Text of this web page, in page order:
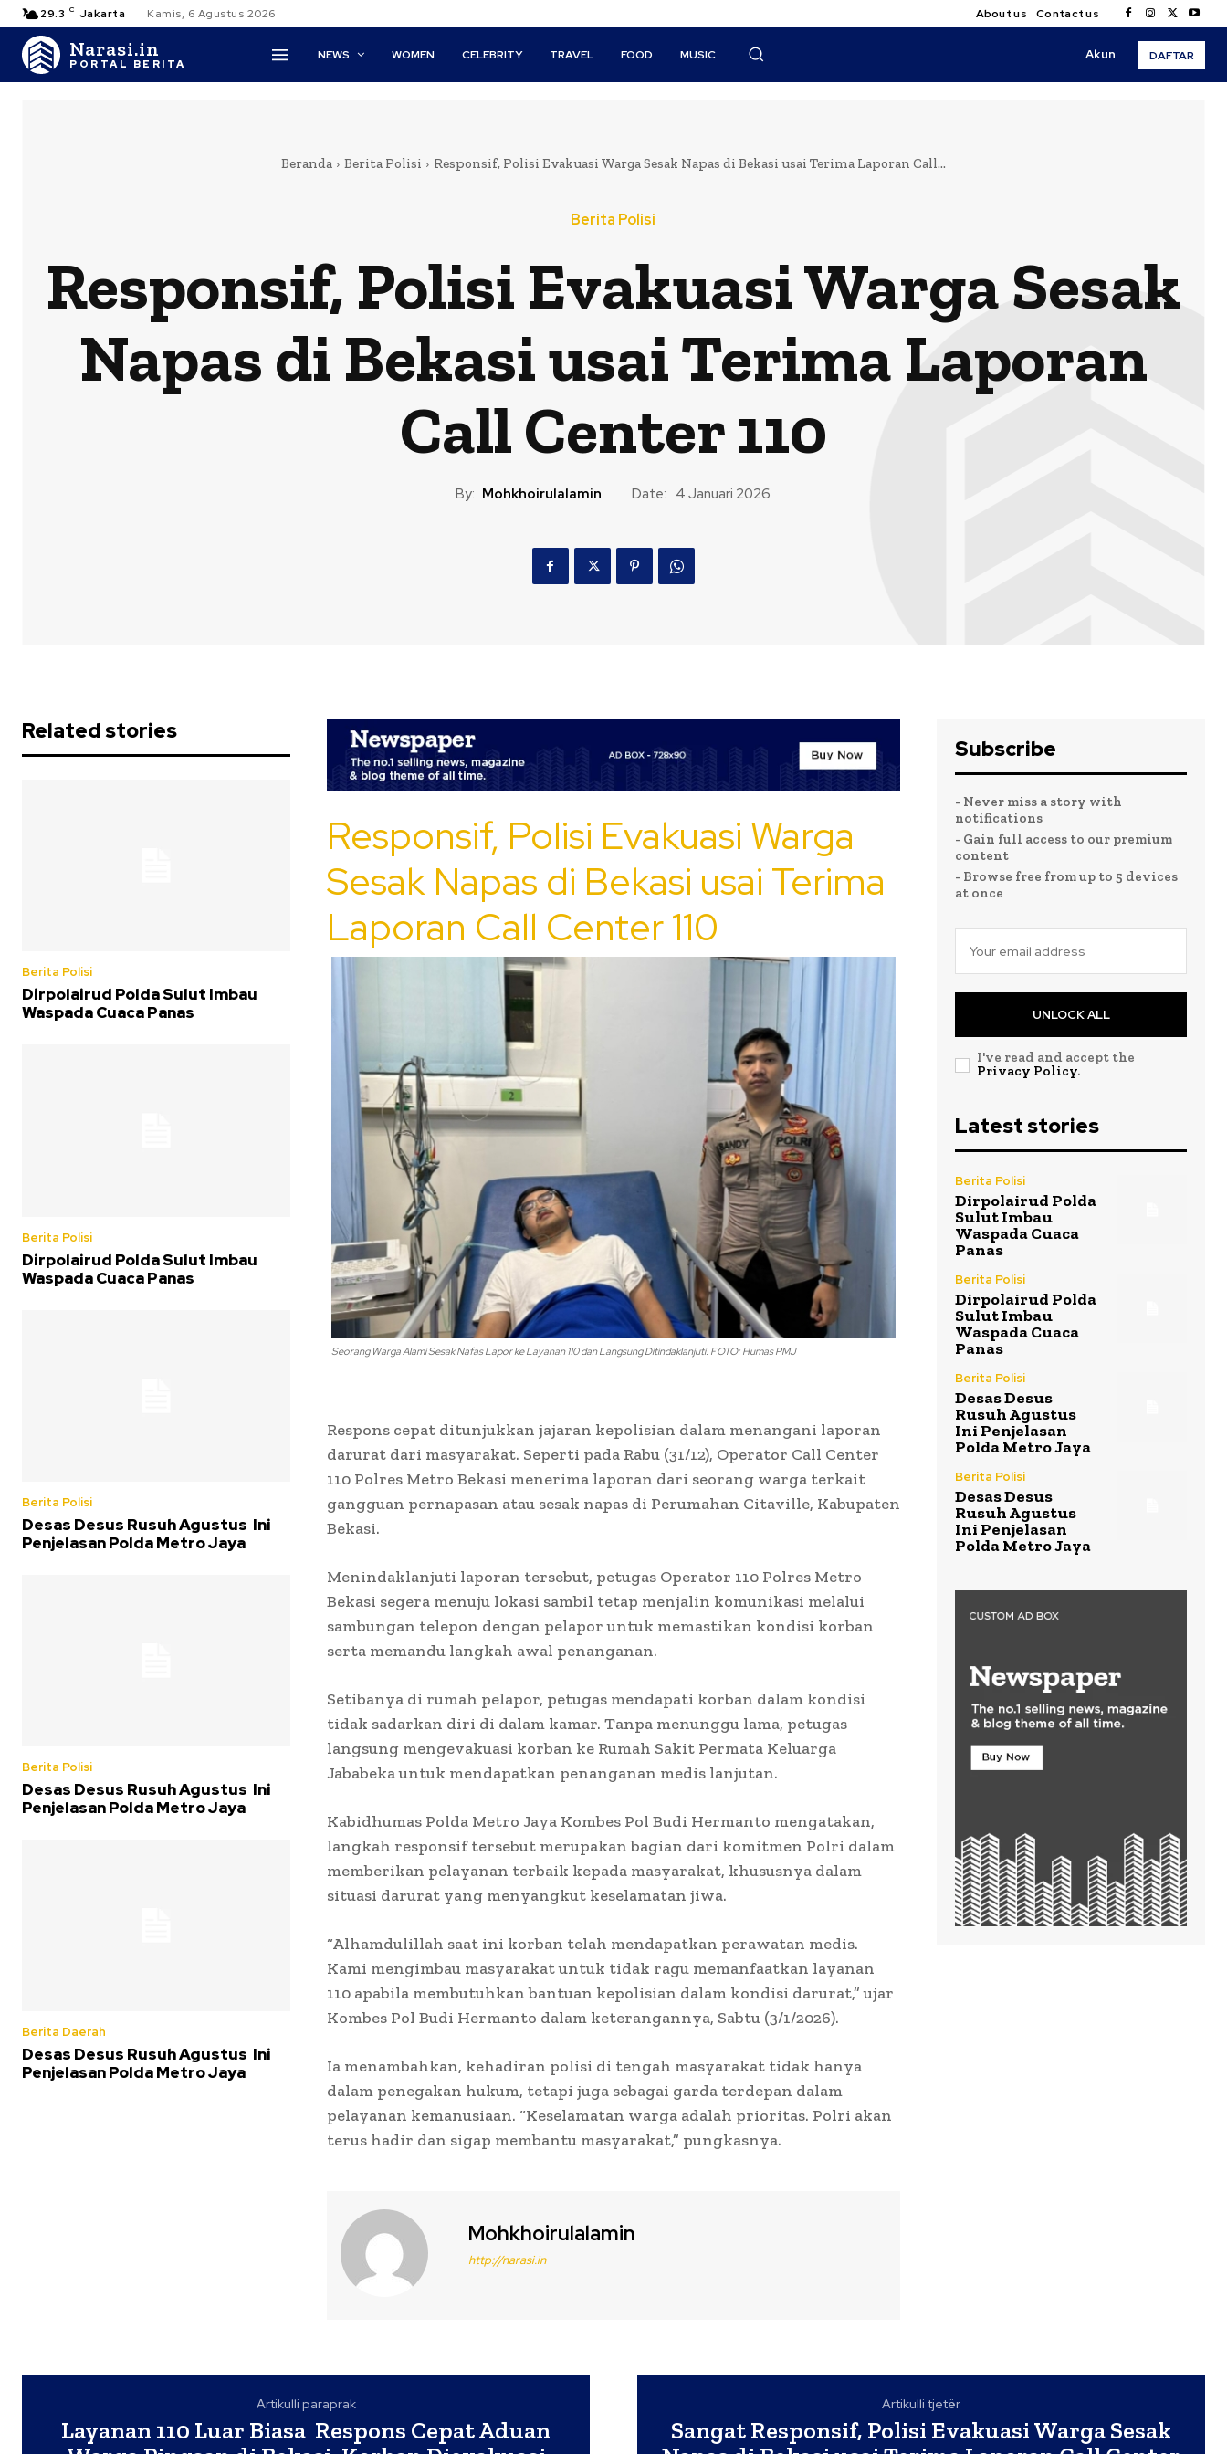
29.3 C Jakarta Kamis, 6 Agustus 2026 About us Contact us
Narasi.in
PORTAL BERITA
NEWS WOMEN CELEBRITY TRAVEL FOOD MUSIC Akun DAFTAR
Beranda Berita Polisi Responsif, Polisi Evakuasi Warga Sesak Napas di Bekasi usai Terima Laporan Call...
Berita Polisi
Responsif, Polisi Evakuasi Warga Sesak
Napas di Bekasi usai Terima Laporan
Call Center 110
By: Mohkhoirulalamin Date: 4 Januari 2026
Related stories
Berita Polisi
Dirpolairud Polda Sulut Imbau
Waspada Cuaca Panas
Berita Polisi
Dirpolairud Polda Sulut Imbau
Waspada Cuaca Panas
Berita Polisi
Desas Desus Rusuh Agustus Ini
Penjelasan Polda Metro Jaya
Berita Polisi
Desas Desus Rusuh Agustus Ini
Penjelasan Polda Metro Jaya
Berita Daerah
Desas Desus Rusuh Agustus Ini
Penjelasan Polda Metro Jaya
Responsif, Polisi Evakuasi Warga
Sesak Napas di Bekasi usai Terima
Laporan Call Center 110
Seorang Warga Alami Sesak Nafas Lapor ke Layanan 110 dan Langsung Ditindaklanjuti. FOTO: Humas PMJ
Respons cepat ditunjukkan jajaran kepolisian dalam menangani laporan
darurat dari masyarakat. Seperti pada Rabu (31/12), Operator Call Center
110 Polres Metro Bekasi menerima laporan dari seorang warga terkait
gangguan pernapasan atau sesak napas di Perumahan Citaville, Kabupaten
Bekasi.
Menindaklanjuti laporan tersebut, petugas Operator 110 Polres Metro
Bekasi segera menuju lokasi sambil tetap menjalin komunikasi melalui
sambungan telepon dengan pelapor untuk memastikan kondisi korban
serta memandu langkah awal penanganan.
Setibanya di rumah pelapor, petugas mendapati korban dalam kondisi
tidak sadarkan diri di dalam kamar. Tanpa menunggu lama, petugas
langsung mengevakuasi korban ke Rumah Sakit Permata Keluarga
Jababeka untuk mendapatkan penanganan medis lanjutan.
Kabidhumas Polda Metro Jaya Kombes Pol Budi Hermanto mengatakan,
langkah responsif tersebut merupakan bagian dari komitmen Polri dalam
memberikan pelayanan terbaik kepada masyarakat, khususnya dalam
situasi darurat yang menyangkut keselamatan jiwa.
“Alhamdulillah saat ini korban telah mendapatkan perawatan medis.
Kami mengimbau masyarakat untuk tidak ragu memanfaatkan layanan
110 apabila membutuhkan bantuan kepolisian dalam kondisi darurat,” ujar
Kombes Pol Budi Hermanto dalam keterangannya, Sabtu (3/1/2026).
Ia menambahkan, kehadiran polisi di tengah masyarakat tidak hanya
dalam penegakan hukum, tetapi juga sebagai garda terdepan dalam
pelayanan kemanusiaan. “Keselamatan warga adalah prioritas. Polri akan
terus hadir dan sigap membantu masyarakat,” pungkasnya.
Mohkhoirulalamin
http://narasi.in
Subscribe
- Never miss a story with
notifications
- Gain full access to our premium
content
- Browse free from up to 5 devices
at once
UNLOCK ALL
I've read and accept the
Privacy Policy.
Latest stories
Berita Polisi
Dirpolairud Polda
Sulut Imbau
Waspada Cuaca
Panas
Berita Polisi
Dirpolairud Polda
Sulut Imbau
Waspada Cuaca
Panas
Berita Polisi
Desas Desus
Rusuh Agustus
Ini Penjelasan
Polda Metro Jaya
Berita Polisi
Desas Desus
Rusuh Agustus
Ini Penjelasan
Polda Metro Jaya
Artikulli paraprak
Layanan 110 Luar Biasa Respons Cepat Aduan
Artikulli tjetër
Sangat Responsif, Polisi Evakuasi Warga Sesak